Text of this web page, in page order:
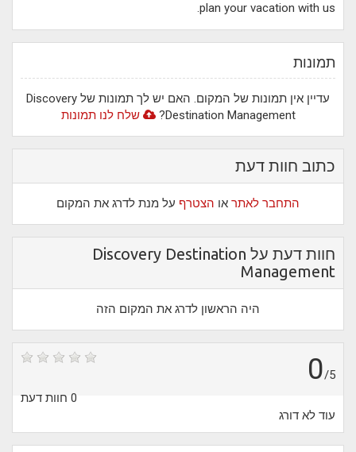
plan your vacation with us.
תמונות
עדיין אין תמונות של המקום. האם יש לך תמונות של Discovery
Destination Management?
שלח לנו תמונות
כתוב חוות דעת
התחבר לאתר או הצטרף על מנת לדרג את המקום
חוות דעת על Discovery Destination
Management
היה הראשון לדרג את המקום הזה
0/5
0 חוות דעת
עוד לא דורג